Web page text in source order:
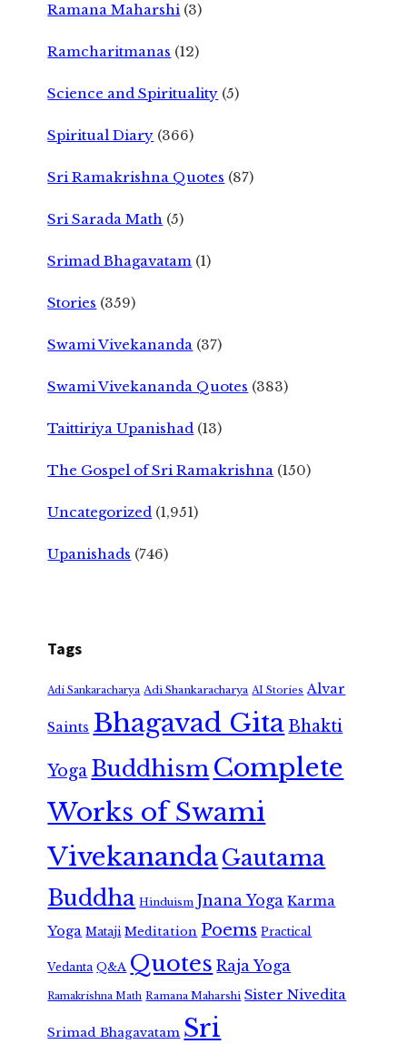
Ramana Maharshi (3)
Ramcharitmanas (12)
Science and Spirituality (5)
Spiritual Diary (366)
Sri Ramakrishna Quotes (87)
Sri Sarada Math (5)
Srimad Bhagavatam (1)
Stories (359)
Swami Vivekananda (37)
Swami Vivekananda Quotes (383)
Taittiriya Upanishad (13)
The Gospel of Sri Ramakrishna (150)
Uncategorized (1,951)
Upanishads (746)
Tags
Adi Sankaracharya Adi Shankaracharya AI Stories Alvar
Saints Bhagavad GitaBhakti
Yoga Buddhism Complete
Works of Swami
VivekanandaGautama
Buddha Hinduism Jnana Yoga Karma
Yoga Mataji Meditation Poems Practical
Vedanta Q&A Quotes Raja Yoga
Ramakrishna Math Ramana Maharshi Sister Nivedita
Srimad Bhagavatam Sri